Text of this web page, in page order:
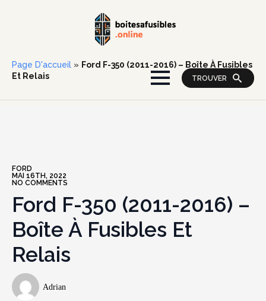
TROUVER
Page D'accueil » Ford F-350 (2011-2016) – Boîte À Fusibles
Et Relais
FORD
MAI 16TH, 2022
NO COMMENTS
Ford F-350 (2011-2016) –
Boîte À Fusibles Et
Relais
Adrian